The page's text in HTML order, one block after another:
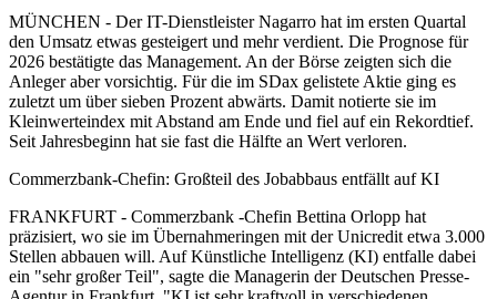
MÜNCHEN - Der IT-Dienstleister Nagarro hat im ersten Quartal
den Umsatz etwas gesteigert und mehr verdient. Die Prognose für
2026 bestätigte das Management. An der Börse zeigten sich die
Anleger aber vorsichtig. Für die im SDax gelistete Aktie ging es
zuletzt um über sieben Prozent abwärts. Damit notierte sie im
Kleinwerteindex mit Abstand am Ende und fiel auf ein Rekordtief.
Seit Jahresbeginn hat sie fast die Hälfte an Wert verloren.
Commerzbank-Chefin: Großteil des Jobabbaus entfällt auf KI
FRANKFURT - Commerzbank -Chefin Bettina Orlopp hat
präzisiert, wo sie im Übernahmeringen mit der Unicredit etwa 3.000
Stellen abbauen will. Auf Künstliche Intelligenz (KI) entfalle dabei
ein "sehr großer Teil", sagte die Managerin der Deutschen Presse-